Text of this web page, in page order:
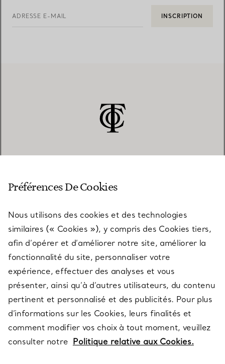
ADRESSE E-MAIL INSCRIPTION
SERVICES
À PROPOS
QUESTIONS LÉGALES
SUIVEZ-NOUS
Préférences De Cookies
Nous utilisons des cookies et des technologies
similaires (« Cookies »), y compris des Cookies tiers,
afin d’opérer et d’améliorer notre site, améliorer la
fonctionnalité du site, personnaliser votre
expérience, effectuer des analyses et vous
présenter, ainsi qu’à d’autres utilisateurs, du contenu
pertinent et personnalisé et des publicités. Pour plus
d’informations sur les Cookies, leurs finalités et
comment modifier vos choix à tout moment, veuillez
consulter notre Politique relative aux Cookies.